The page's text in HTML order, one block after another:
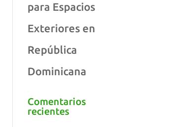
para Espacios
Exteriores en
República
Dominicana
Comentarios
recientes